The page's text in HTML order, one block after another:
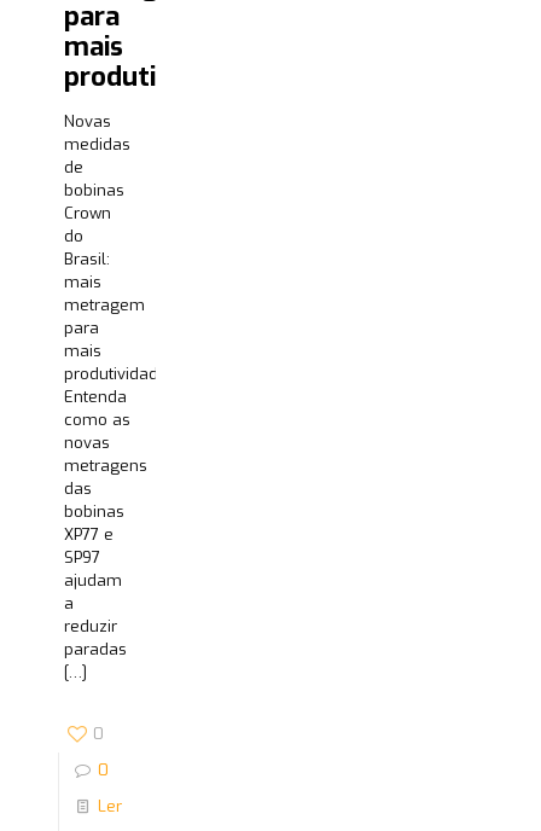
para
mais
produtividade
Novas
medidas
de
bobinas
Crown
do
Brasil:
mais
metragem
para
mais
produtividade
Entenda
como as
novas
metragens
das
bobinas
XP77 e
SP97
ajudam
a
reduzir
paradas
[…]
0
0
Ler